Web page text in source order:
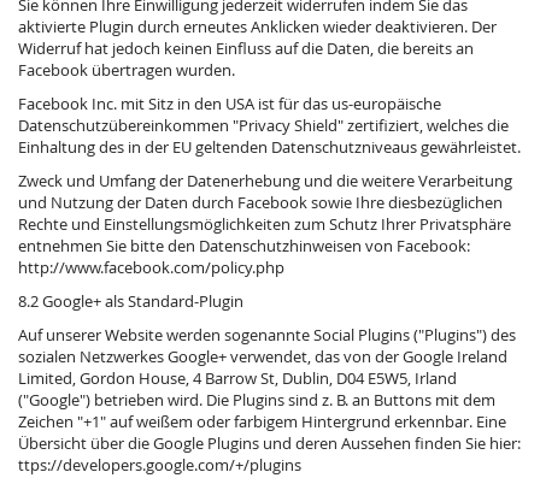
Sie können Ihre Einwilligung jederzeit widerrufen indem Sie das
aktivierte Plugin durch erneutes Anklicken wieder deaktivieren. Der
Widerruf hat jedoch keinen Einfluss auf die Daten, die bereits an
Facebook übertragen wurden.
Facebook Inc. mit Sitz in den USA ist für das us-europäische
Datenschutzübereinkommen "Privacy Shield" zertifiziert, welches die
Einhaltung des in der EU geltenden Datenschutzniveaus gewährleistet.
Zweck und Umfang der Datenerhebung und die weitere Verarbeitung
und Nutzung der Daten durch Facebook sowie Ihre diesbezüglichen
Rechte und Einstellungsmöglichkeiten zum Schutz Ihrer Privatsphäre
entnehmen Sie bitte den Datenschutzhinweisen von Facebook:
http://www.facebook.com/policy.php
8.2 Google+ als Standard-Plugin
Auf unserer Website werden sogenannte Social Plugins ("Plugins") des
sozialen Netzwerkes Google+ verwendet, das von der Google Ireland
Limited, Gordon House, 4 Barrow St, Dublin, D04 E5W5, Irland
("Google") betrieben wird. Die Plugins sind z. B. an Buttons mit dem
Zeichen "+1" auf weißem oder farbigem Hintergrund erkennbar. Eine
Übersicht über die Google Plugins und deren Aussehen finden Sie hier:
ttps://developers.google.com/+/plugins